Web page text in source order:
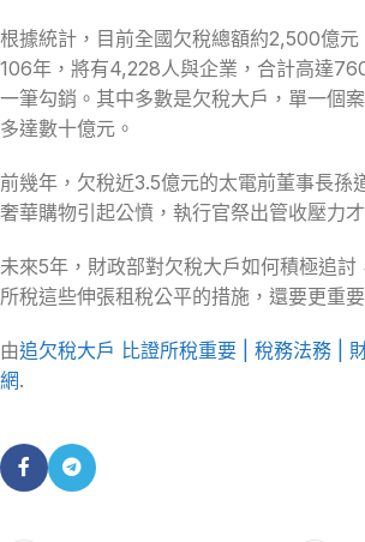
根據統計，目前全國欠稅總額約2,500億元
106年，將有4,228人與企業，合計高達
一筆勾銷。其中多數是欠稅大戶，單一個
多達數十億元。
前幾年，欠稅近3.5億元的太電前董事長孫
奢華購物引起公憤，執行官祭出管收壓力
未來5年，財政部對欠稅大戶如何積極追討
所稅這些伸張租稅公平的措施，還要更重要
由追欠稅大戶 比證所稅重要 | 稅務法務 |
網.